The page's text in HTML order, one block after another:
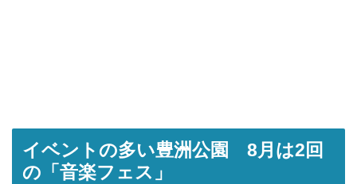
イベントの多い豊洲公園 8月は2回
の「音楽フェス」